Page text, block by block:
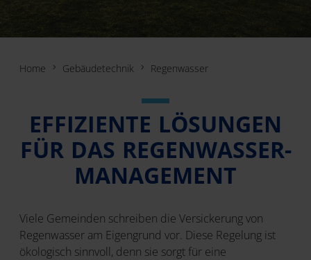
Home Gebäudetechnik Regenwasser
EFFIZIENTE LÖSUNGEN
FÜR DAS REGENWASSER-
MANAGEMENT
Viele Gemeinden schreiben die Versickerung von
Regenwasser am Eigengrund vor. Diese Regelung ist
ökologisch sinnvoll, denn sie sorgt für eine